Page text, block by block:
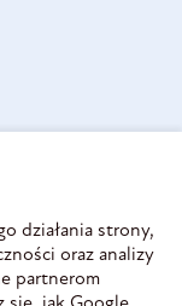
działania strony,
oraz analizy
partnerom